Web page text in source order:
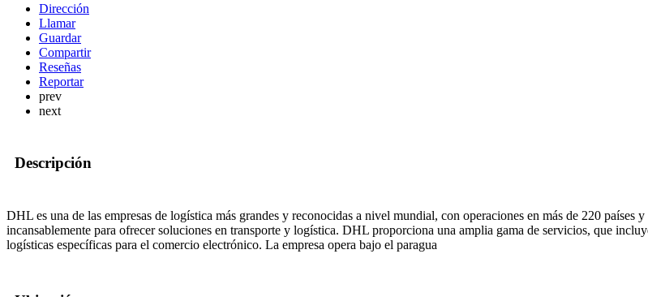
Dirección
Llamar
Guardar
Compartir
Reseñas
Reportar
prev
next
Descripción
DHL es una de las empresas de logística más grandes y reconocidas a nivel mundial, con operaciones en más de 220
incansablemente para ofrecer soluciones en transporte y logística. DHL proporciona una amplia gama de servicios, que
logísticas específicas para el comercio electrónico. La empresa opera bajo el paragua